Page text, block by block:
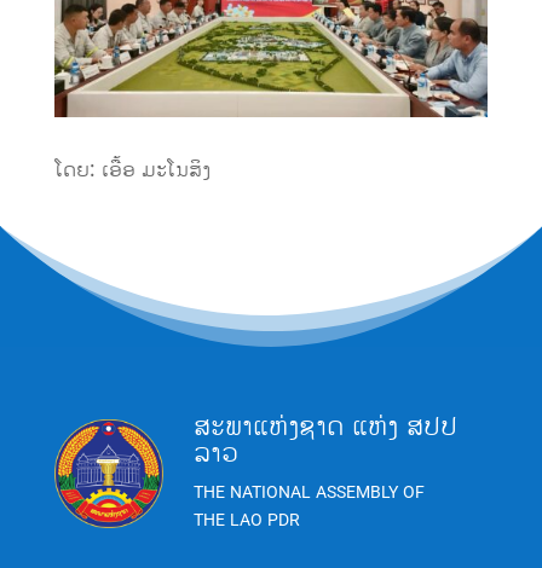
ໂດຍ: ເອື້ອ ມະໂນສິງ
ສະພາແຫ່ງຊາດ ແຫ່ງ ສປປ
ລາວ
THE NATIONAL ASSEMBLY OF
THE LAO PDR